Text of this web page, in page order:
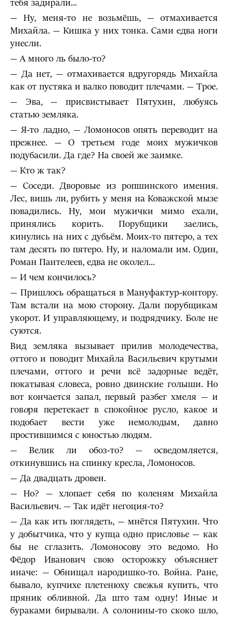
тебя задирали...
— Ну, меня-то не возьмёшь, — отмахивается
Михайла. — Кишка у них тонка. Сами едва ноги
унесли.
— А много ль было-то?
— Да нет, — отмахивается вдругорядь Михайла
как от пустяка и валко поводит плечами. — Трое.
— Эва, — присвистывает Пятухин, любуясь
статью земляка.
— Я-то ладно, — Ломоносов опять переводит на
прежнее. — О третьем годе моих мужичков
подубасили. Да где? На своей же заимке.
— Кто ж так?
— Соседи. Дворовые из ропшинского имения.
Лес, вишь ли, рубить у меня на Коважской мызе
повадились. Ну, мои мужички мимо ехали,
принялись корить. Порубщики заелись,
кинулись на них с дубьём. Моих-то пятеро, а тех
там десять по пятеро. Ну, и наломали им. Один,
Роман Пантелеев, едва не околел...
— И чем кончилось?
— Пришлось обращаться в Мануфактур-контору.
Там встали на мою сторону. Дали порубщикам
укорот. И управляющему, и подрядчику. Боле не
суются.
Вид земляка вызывает прилив молодечества,
оттого и поводит Михайла Васильевич крутыми
плечами, оттого и речи всё задорные ведёт,
покатывая словеса, ровно двинские голыши. Но
вот кончается запал, первый разбег хмеля — и
говоря перетекает в спокойное русло, какое и
подобает вести уже немолодым, давно
простившимся с юностью людям.
— Велик ли обоз-то? — осведомляется,
откинувшись на спинку кресла, Ломоносов.
— Да двадцать дровен.
— Но? — хлопает себя по коленям Михайла
Васильевич. — Так идёт негоция-то?
— Да как ить поглядеть, — мнётся Пятухин. Что
у добытчика, что у купца одно присловье — как
бы не сглазить. Ломоносову это ведомо. Но
Фёдор Иванович свою осторожку объясняет
иначе: — Обнищал народишко-то. Война. Ране,
бывало, купчихе плетенюху свежья купить, что
пряник обливной. Да што там одну! Иные и
бураками бирывали. А солонины-то скоко шло,